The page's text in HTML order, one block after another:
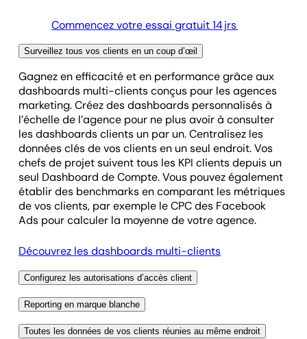
Commencez votre essai gratuit 14 jrs
Surveillez tous vos clients en un coup d’œil
Gagnez en efficacité et en performance grâce aux
dashboards multi-clients conçus pour les agences
marketing. Créez des dashboards personnalisés à
l’échelle de l’agence pour ne plus avoir à consulter
les dashboards clients un par un. Centralisez les
données clés de vos clients en un seul endroit. Vos
chefs de projet suivent tous les KPI clients depuis un
seul Dashboard de Compte. Vous pouvez également
établir des benchmarks en comparant les métriques
de vos clients, par exemple le CPC des Facebook
Ads pour calculer la moyenne de votre agence.
Découvrez les dashboards multi-clients
Configurez les autorisations d’accès client
Certains clients sont plus à l’aise avec la technologie
moment. Pour d’autres, il vaut mieux limiter l’accès
Reporting en marque blanche
Une fois vos rapports automatisés, personnalisez vos
Toutes les données de vos clients réunies au même endroit